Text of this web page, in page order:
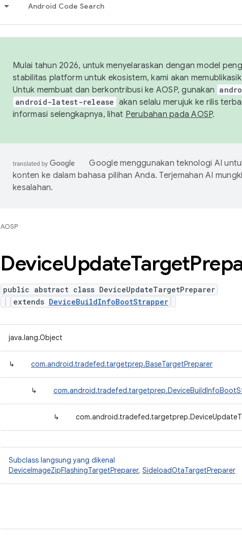
Android Code Search
Mulai tahun 2026, untuk menyelaraskan dengan model
stabilitas platform untuk ekosistem, kami akan
Untuk membuat dan berkontribusi ke AOSP, gunakan
android-latest-release akan selalu merujuk ke rilis
informasi selengkapnya, lihat Perubahan pada AOSP.
Google menggunakan teknologi AI
konten ke dalam bahasa pilihan Anda. Terjemahan AI
kesalahan.
AOSP
DeviceUpdateTarget
public abstract class DeviceUpdateTargetPreparer
extends DeviceBuildInfoBootStrapper
java.lang.Object
↳ com.android.tradefed.targetprep.BaseTargetPreparer
↳
↳
Subclass langsung yang dikenal
DeviceImageZipFlashingTargetPreparer, SideloadOtaTargetPreparer